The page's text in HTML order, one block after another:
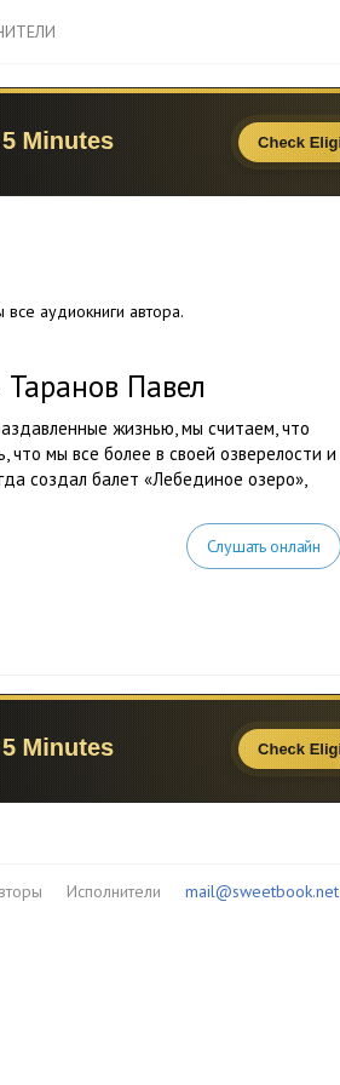
аудиокниги автора.
Павел
жизнью, мы считаем, что
что мы все более в своей озверелости и
создал балет «Лебединое озеро»,
Слушать онлайн
Исполнители mail@sweetbook.net